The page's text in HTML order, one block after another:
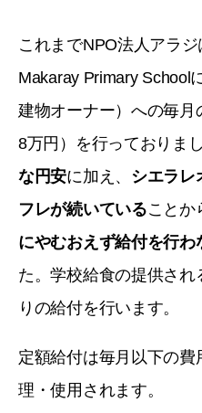
これまでNPO法人アラ
Makaray Primary School
建物オーナー）への毎
8万円）を行っておりま
な円安に加え、 シエラレ
フレが続いていることか
にやむおえず給付を行わ
た。学校給食の提供さ
りの給付を行います。
定額給付は毎月以下の
理・使用されます。